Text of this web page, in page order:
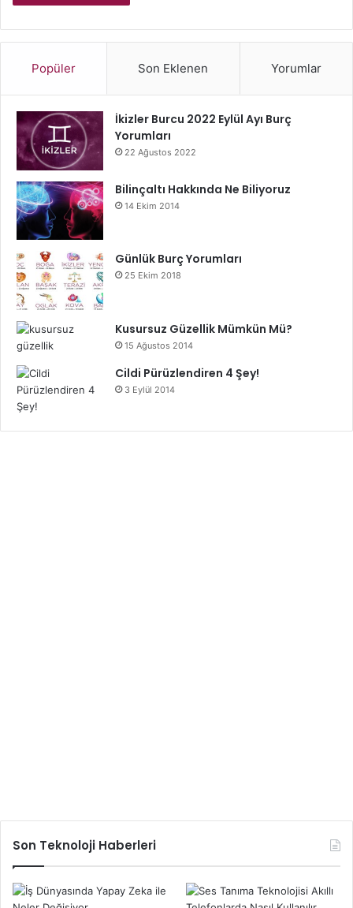
Popüler Son Eklenen Yorumlar
İkizler Burcu 2022 Eylül Ayı Burç
Yorumları
22 Ağustos 2022
Bilinçaltı Hakkında Ne Biliyoruz
14 Ekim 2014
Günlük Burç Yorumları
25 Ekim 2018
Kusursuz Güzellik Mümkün Mü?
15 Ağustos 2014
Cildi Pürüzlendiren 4 Şey!
3 Eylül 2014
Son Teknoloji Haberleri